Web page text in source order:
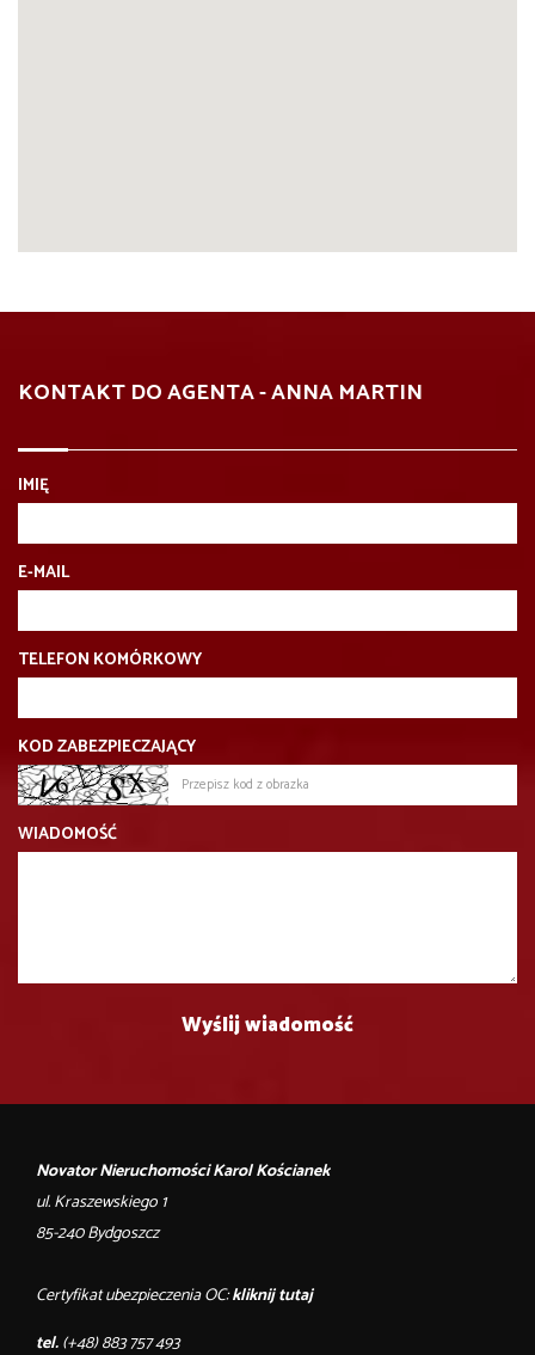
KONTAKT DO AGENTA - ANNA MARTIN
IMIĘ
E-MAIL
TELEFON KOMÓRKOWY
KOD ZABEZPIECZAJĄCY
WIADOMOŚĆ
Novator Nieruchomości Karol Kościanek
ul. Kraszewskiego 1
85-240 Bydgoszcz
Certyfikat ubezpieczenia OC:kliknij tutaj
tel.(+48) 883 757 493